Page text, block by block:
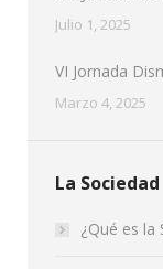
Julio 1, 2025
VI Jornada
Marzo 4, 2025
La Sociedad
¿Qué es la